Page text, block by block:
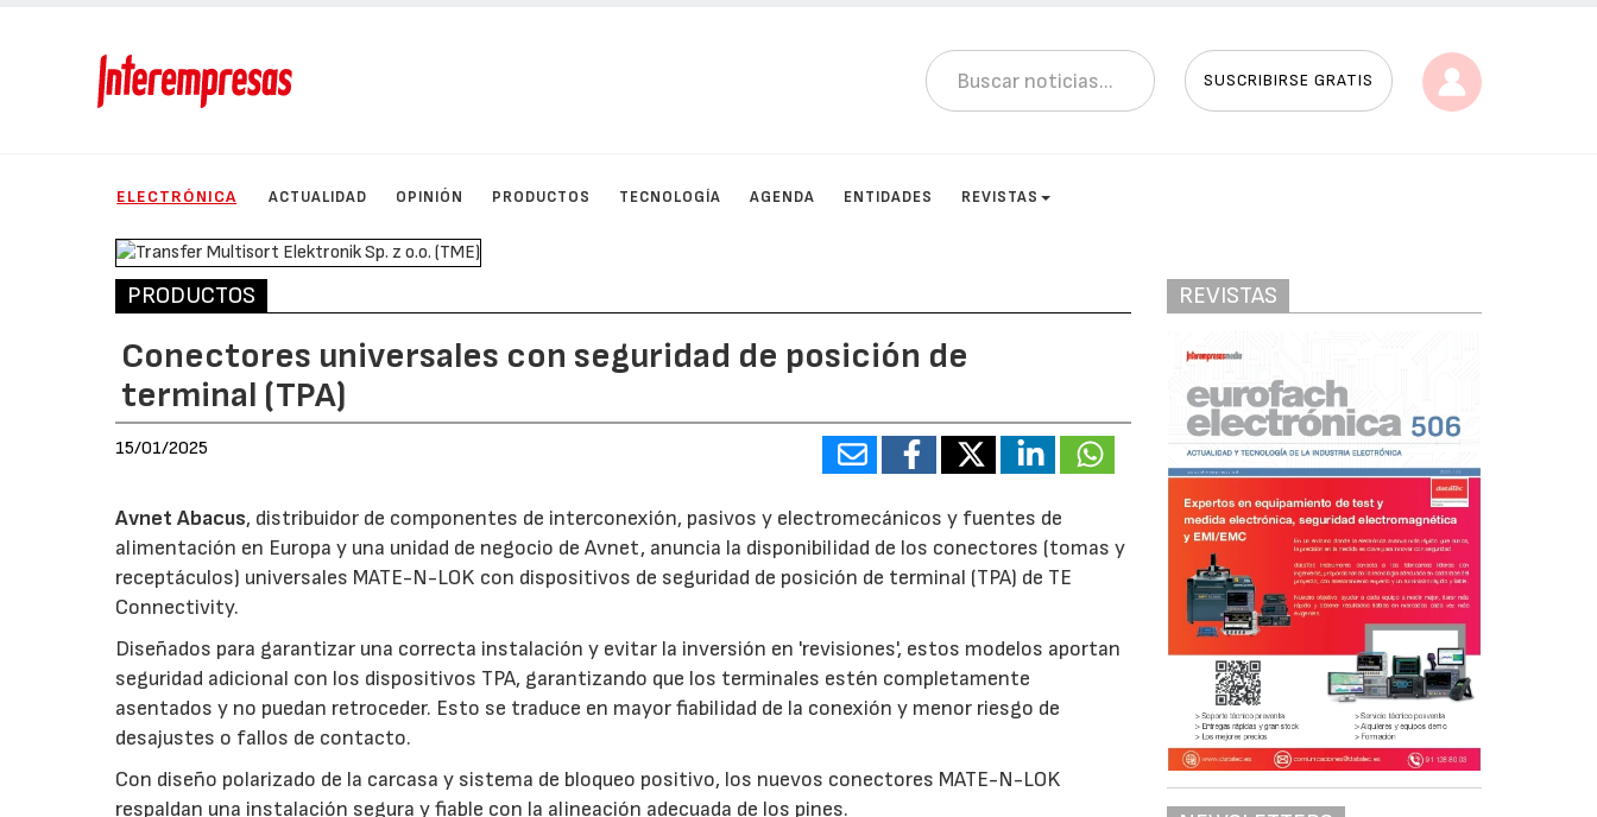
SUSCRIBIRSE GRATIS
ELECTRÓNICA ACTUALIDAD OPINIÓN PRODUCTOS TECNOLOGÍA AGENDA ENTIDADES REVISTAS
PRODUCTOS
Conectores universales con seguridad de posición de
terminal (TPA)
15/01/2025
Avnet Abacus, distribuidor de componentes de interconexión, pasivos y electromecánicos y fuentes de
alimentación en Europa y una unidad de negocio de Avnet, anuncia la disponibilidad de los conectores (tomas y
receptáculos) universales MATE-N-LOK con dispositivos de seguridad de posición de terminal (TPA) de TE
Connectivity.
Diseñados para garantizar una correcta instalación y evitar la inversión en 'revisiones', estos modelos aportan
seguridad adicional con los dispositivos TPA, garantizando que los terminales estén completamente
asentados y no puedan retroceder. Esto se traduce en mayor fiabilidad de la conexión y menor riesgo de
desajustes o fallos de contacto.
Con diseño polarizado de la carcasa y sistema de bloqueo positivo, los nuevos conectores MATE-N-LOK
respaldan una instalación segura y fiable con la alineación adecuada de los pines.
REVISTAS